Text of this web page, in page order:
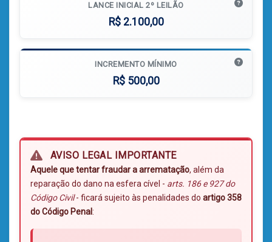
LANCE INICIAL 2º LEILÃO
R$ 2.100,00
INCREMENTO MÍNIMO
R$ 500,00
AVISO LEGAL IMPORTANTE
Aquele que tentar fraudar a arrematação, além da
reparação do dano na esfera cível - arts. 186 e 927 do
Código Civil- ficará sujeito às penalidades do artigo 358
do Código Penal: